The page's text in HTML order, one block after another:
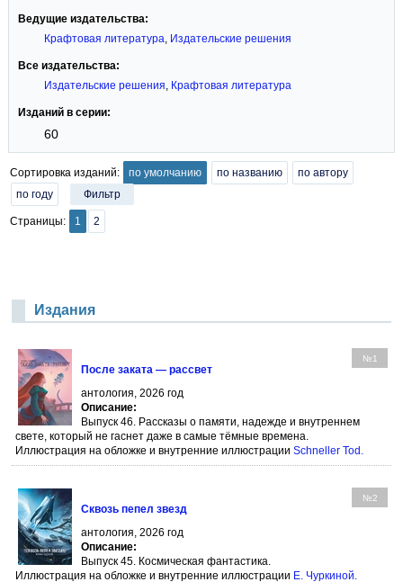
Ведущие издательства:
Крафтовая литература, Издательские решения
Все издательства:
Издательские решения, Крафтовая литература
Изданий в серии:
60
Сортировка изданий: по умолчанию по названию
по автору
по году
Фильтр
Страницы: 1 2
Издания
№1
После заката — рассвет
антология, 2026 год
Описание:
Выпуск 46. Рассказы о памяти, надежде и внутреннем
свете, который не гаснет даже в самые тёмные времена.
Иллюстрация на обложке и внутренние иллюстрации Schneller Tod .
№2
Сквозь пепел звезд
антология, 2026 год
Описание:
Выпуск 45. Космическая фантастика.
Иллюстрация на обложке и внутренние иллюстрации Е. Чуркиной.